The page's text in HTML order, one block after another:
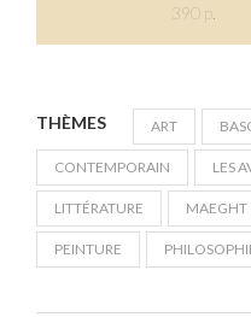
390 p.
THÈMES ART
CONTEMPORAIN LES
LITTÉRATURE MAEGHT
PEINTURE